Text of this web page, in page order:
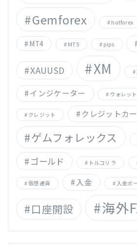
Gemforex hotforex
MT4 MT5 pips
XAUUSD XM
インジケーター ウォレット
クレジット クレジットカ
ゲムフォレックス
ゴールド トルコリラ
仮想通貨 入金 入金ボ
口座開設 海外